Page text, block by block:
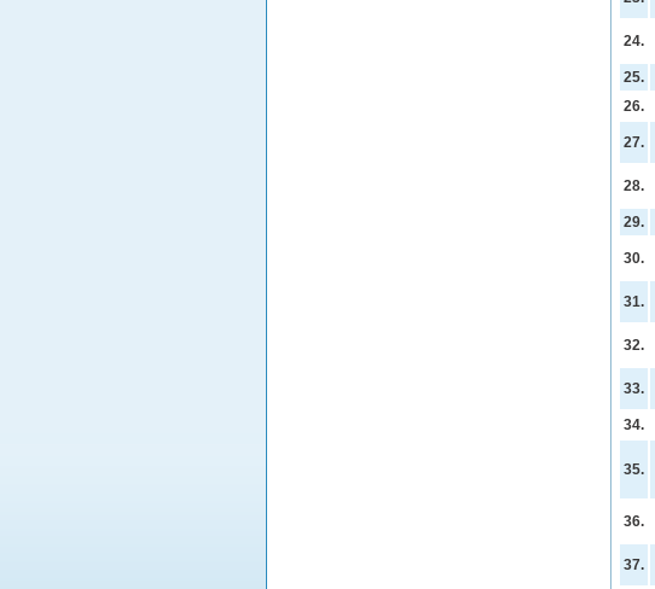
24.
25.
26.
27.
28.
29.
30.
31.
32.
33.
34.
35.
36.
37.